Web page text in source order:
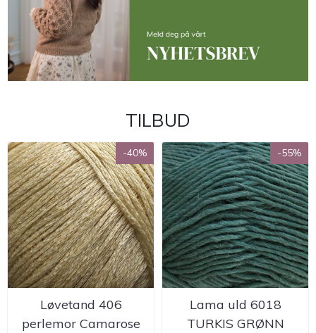
TILBUD
-40%
Løvetand 406
perlemor Camarose
-55%
Lama uld 6018
TURKIS GRØNN